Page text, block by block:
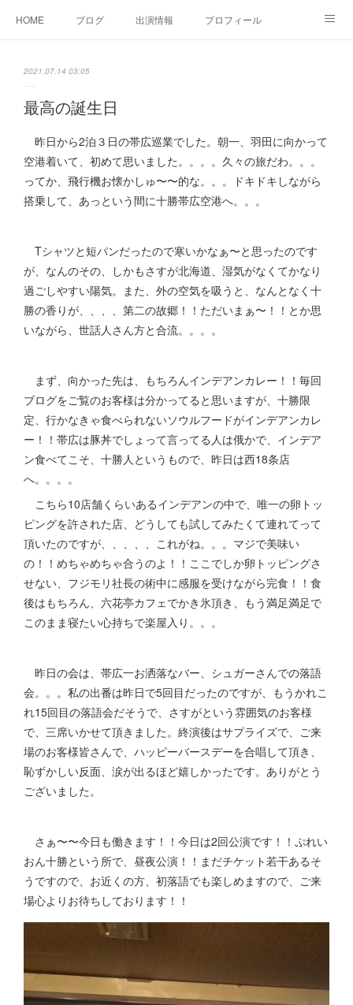
HOME ブログ 出演情報 プロフィール
2021.07.14 03:05
最高の誕生日
昨日から2泊３日の帯広巡業でした。朝一、羽田に向かって
空港着いて、初めて思いました。。。。久々の旅だわ。。。
ってか、飛行機お懐かしゅ〜〜的な。。。ドキドキしながら
搭乗して、あっという間に十勝帯広空港へ。。。
Tシャツと短パンだったので寒いかなぁ〜と思ったのです
が、なんのその、しかもさすが北海道、湿気がなくてかなり
過ごしやすい陽気。また、外の空気を吸うと、なんとなく十
勝の香りが、、、、第二の故郷！！ただいまぁ〜！！とか思
いながら、世話人さん方と合流。。。。
まず、向かった先は、もちろんインデアンカレー！！毎回
ブログをご覧のお客様は分かってると思いますが、十勝限
定、行かなきゃ食べられないソウルフードがインデアンカレ
ー！！帯広は豚丼でしょって言ってる人は俄かで、インデア
ン食べてこそ、十勝人というもので、昨日は西18条店
へ。。。。
こちら10店舗くらいあるインデアンの中で、唯一の卵トッ
ピングを許された店、どうしても試してみたくて連れてって
頂いたのですが、、、、、これがね。。。マジで美味い
の！！めちゃめちゃ合うのよ！！ここでしか卵トッピングさ
せない、フジモリ社長の術中に感服を受けながら完食！！食
後はもちろん、六花亭カフェでかき氷頂き、もう満足満足で
このまま寝たい心持ちで楽屋入り。。。
昨日の会は、帯広一お洒落なバー、シュガーさんでの落語
会。。。私の出番は昨日で5回目だったのですが、もうかれこ
れ15回目の落語会だそうで、さすがという雰囲気のお客様
で、三席いかせて頂きました。終演後はサプライズで、ご来
場のお客様皆さんで、ハッピーバースデーを合唱して頂き、
恥ずかしい反面、涙が出るほど嬉しかったです。ありがとう
ございました。
さぁ〜〜今日も働きます！！今日は2回公演です！！ぷれい
おん十勝という所で、昼夜公演！！まだチケット若干あるそ
うですので、お近くの方、初落語でも楽しめますので、ご来
場心よりお待ちしております！！